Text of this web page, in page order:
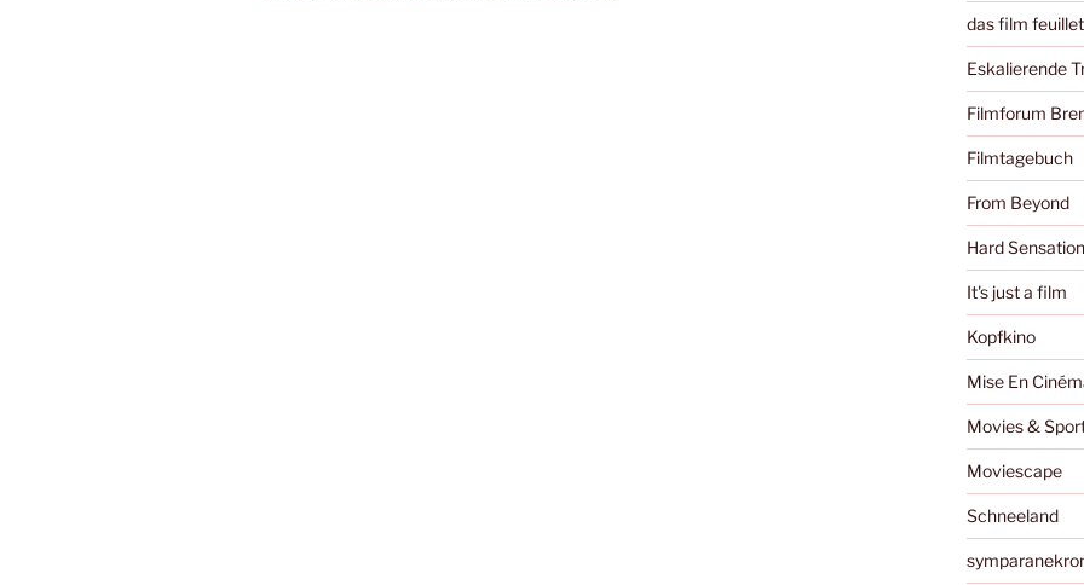
das film
Eskalierende
Filmforum
Filmtagebuch
From Beyond
Hard
It's just a film
Kopfkino
Mise En
Movies &
Moviescape
Schneeland